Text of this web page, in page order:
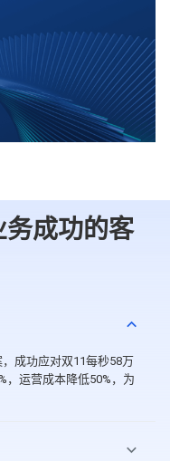
成功的客
成功应对双11每秒58万
，运营成本降低50%，为